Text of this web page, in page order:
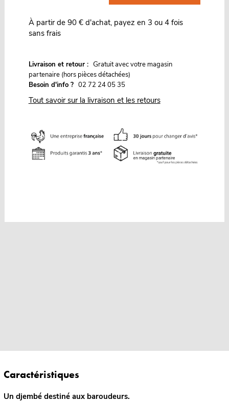
À partir de 90 € d'achat, payez en 3 ou 4 fois
sans frais
Livraison et retour : Gratuit avec votre magasin
partenaire (hors pièces détachées)
Besoin d'info ? 02 72 24 05 35
Tout savoir sur la livraison et les retours
Caractéristiques
Un djembé destiné aux baroudeurs.